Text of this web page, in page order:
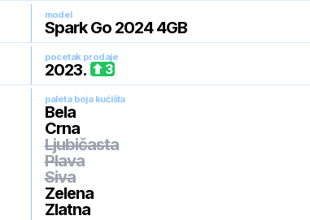
model
Spark Go 2024 4GB
pocetak prodaje
2023. 3
paleta boja kućišta
Bela
Crna
Ljubičasta
Plava
Siva
Zelena
Zlatna